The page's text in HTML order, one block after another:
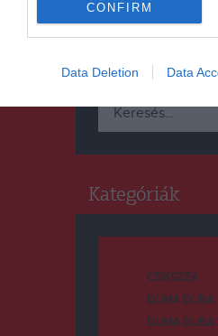
CONFIRM
Data Deletion Data
Keresés:
Kategóriák
CSÍKSZÉK
DUMA DUBA
DUMA